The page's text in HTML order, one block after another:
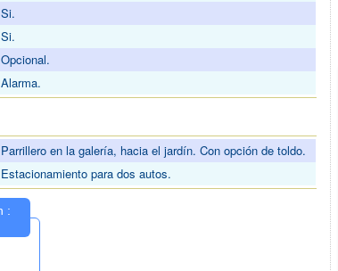
Si.
Si.
Opcional.
Alarma.
Parrillero en la galería, hacia el jardín. Con opción de toldo.
Estacionamiento para dos autos.